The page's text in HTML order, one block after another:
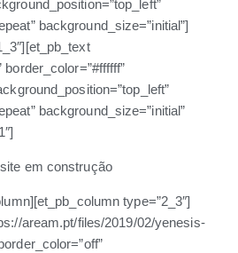
background_size=”initial”]
border_color=”#ffffff”
background_size=”initial”
em construção
type=”2_3″]
aream.pt/files/2019/02/yenesis-